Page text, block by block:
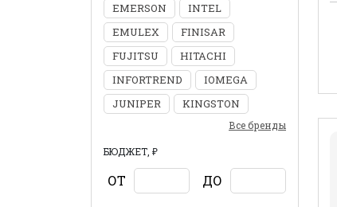
EMERSON
INTEL
EMULEX
FINISAR
FUJITSU
HITACHI
INFORTREND
IOMEGA
JUNIPER
KINGSTON
Все бренды
БЮДЖЕТ, ₽
ОТ ДО